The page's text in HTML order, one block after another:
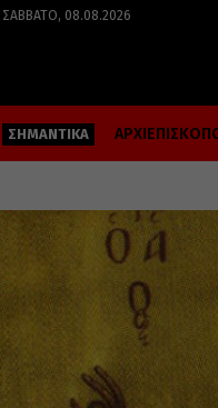
ΣΆΒΒΑΤΟ, 08.08.2026
ΣΗΜΑΝΤΙΚΑ